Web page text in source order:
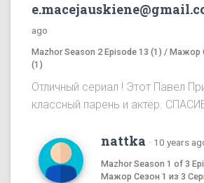
ago
Mazhor Season 2 Episode 13 (1) / Мажор
(1)
Отличный сериал ! Этот Павел
классный парень и актёр.
nattka · 10 years
Mazhor Season 1 of 3
Мажор Сезон 1 из 3